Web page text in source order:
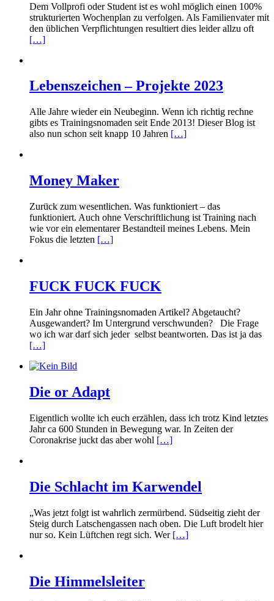
Dem Vollprofi oder Student ist es wohl möglich einen 100%
strukturierten Wochenplan zu verfolgen. Als Familienvater mit
den üblichen Verpflichtungen resultiert dies leider allzu oft
[…]
Lebenszeichen – Projekte 2023
Alle Jahre wieder ein Neubeginn. Wenn ich richtig rechne
gibts es Trainingsnomaden seit Ende 2013! Dieser Blog ist
also nun schon seit knapp 10 Jahren […]
Money Maker
Zurück zum wesentlichen. Was funktioniert – das
funktioniert. Auch ohne Verschriftlichung ist Training nach
wie vor ein elementarer Bestandteil meines Lebens. Mein
Fokus die letzten […]
FUCK FUCK FUCK
Ein Jahr ohne Trainingsnomaden Artikel? Abgetaucht?
Ausgewandert? Im Untergrund verschwunden? Die Frage
wo ich war darf sich jeder selbst beantworten. Das ist ja das
[…]
Die or Adapt
Eigentlich wollte ich euch erzählen, dass ich trotz Kind letztes
Jahr ca 600 Stunden in Bewegung war. In Zeiten der
Coronakrise juckt das aber wohl […]
Die Schlacht im Karwendel
„Was jetzt folgt ist wahrlich zermürbend. Südseitig zieht der
Steig durch Latschengassen nach oben. Die Luft brodelt hier
nur so. Kein Lüftchen regt sich. Wer […]
Die Himmelsleiter